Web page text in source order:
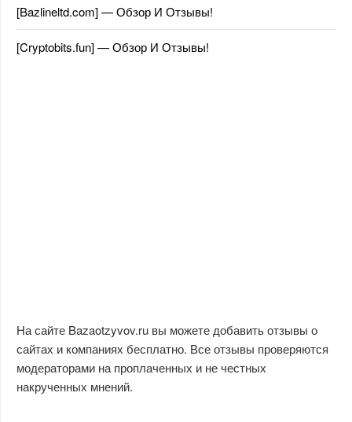
[Bazlineltd.com] — Обзор И Отзывы!
[Cryptobits.fun] — Обзор И Отзывы!
На сайте Bazaotzyvov.ru вы можете добавить отзывы о
сайтах и компаниях бесплатно. Все отзывы проверяются
модераторами на проплаченных и не честных
накрученных мнений.